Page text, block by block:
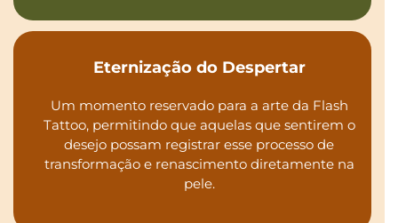
Eternização do Despertar
Um momento reservado para a arte da Flash
Tattoo, permitindo que aquelas que sentirem o
desejo possam registrar esse processo de
transformação e renascimento diretamente na
pele.